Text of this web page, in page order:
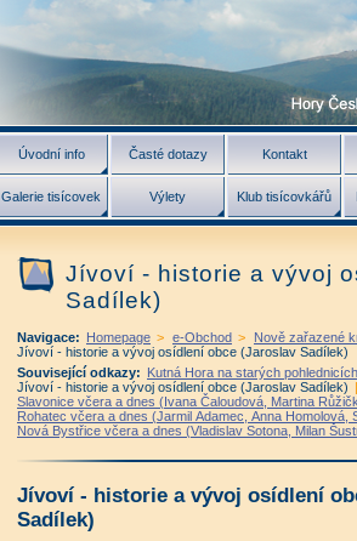
Úvodní info Časté dotazy Kontakt
Galerie tisícovek Výlety Klub tisícovkářů
Jívoví - historie a vývoj
Sadílek)
Navigace: Homepage > e-Obchod > Nově zařazené
Jívoví - historie a vývoj osídlení obce (Jaroslav Sadílek)
Související odkazy: Kutná Hora na starých
Jívoví - historie a vývoj osídlení obce (Jaroslav Sadílek) |
Slavonice včera a dnes (Ivana Čaloudová, Martina
Rohatec včera a dnes (Jarmil Adamec, Anna Homolová,
Nová Bystřice včera a dnes (Vladislav Sotona, Milan
Jívoví - historie a vývoj osídlení
Sadílek)